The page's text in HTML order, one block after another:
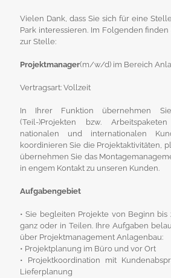
Vielen Dank, dass Sie sich für eine
Park interessieren. Im Folgenden
zur Stelle:
Projektmanager(m/w/d) im Bereich
Vertragsart: Vollzeit
In Ihrer Funktion übernehmen
(Teil-)Projekten bzw.
nationalen und internationalen
koordinieren Sie die Projektaktivitäten,
übernehmen Sie das
in engem Kontakt zu unseren Kunden.
Aufgabengebiet
• Sie begleiten Projekte von Beginn bis
ganz oder in Teilen. Ihre Aufgaben
über Projektmanagement Anlagenbau:
• Projektplanung im Büro und vor Ort
• Projektkoordination mit
Lieferplanung